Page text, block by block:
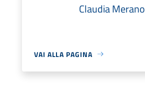
Claudia Merano
VAI ALLA PAGINA